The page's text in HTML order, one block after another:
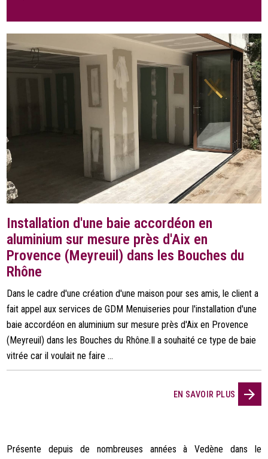
Installation d'une baie accordéon en
aluminium sur mesure près d'Aix en
Provence (Meyreuil) dans les Bouches du
Rhône
Dans le cadre d'une création d'une maison pour ses amis, le client a
fait appel aux services de GDM Menuiseries pour l'installation d'une
baie accordéon en aluminium sur mesure près d'Aix en Provence
(Meyreuil) dans les Bouches du Rhône.Il a souhaité ce type de baie
vitrée car il voulait ne faire ...
EN SAVOIR PLUS
Présente depuis de nombreuses années à Vedène dans le